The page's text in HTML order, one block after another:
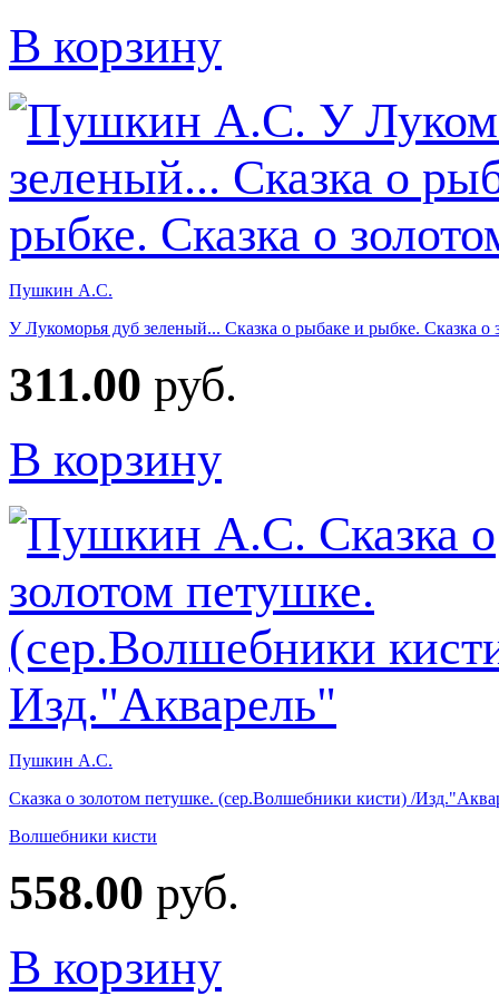
В корзину
Пушкин А.С.
У Лукоморья дуб зеленый... Сказка о рыбаке и рыбке. Сказка о
311.00 руб.
В корзину
Пушкин А.С.
Сказка о золотом петушке. (сер.Волшебники кисти) /
Волшебники кисти
558.00 руб.
В корзину